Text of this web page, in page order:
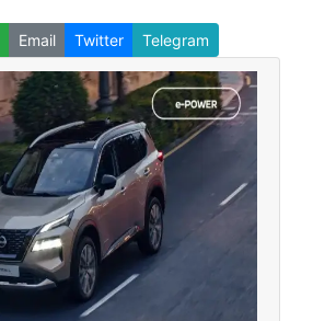
Email Twitter Telegram